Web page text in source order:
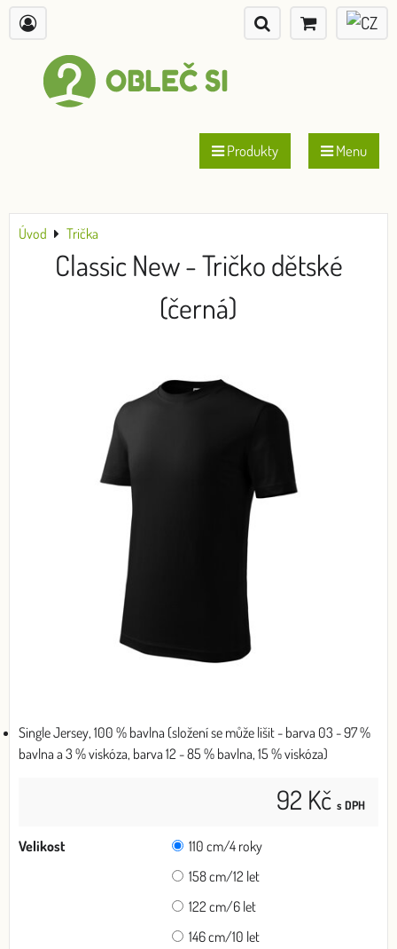
Produkty Menu
Úvod Trička
Classic New - Tričko dětské
(černá)
Single Jersey, 100 % bavlna (složení se může lišit - barva 03 - 97 %
bavlna a 3 % viskóza, barva 12 - 85 % bavlna, 15 % viskóza)
92 Kč s DPH
Velikost
110 cm/4 roky
158 cm/12 let
122 cm/6 let
146 cm/10 let